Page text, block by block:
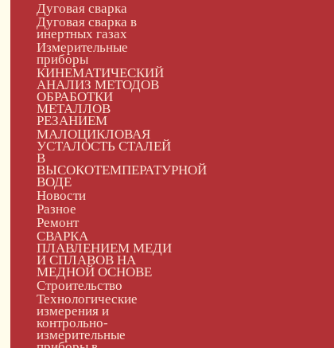
Дуговая сварка
Дуговая сварка в
инертных газах
Измерительные
приборы
КИНЕМАТИЧЕСКИЙ
АНАЛИЗ МЕТОДОВ
ОБРАБОТКИ
МЕТАЛЛОВ
РЕЗАНИЕМ
МАЛОЦИКЛОВАЯ
УСТАЛОСТЬ СТАЛЕЙ
В
ВЫСОКОТЕМПЕРАТУРНОЙ
ВОДЕ
Новости
Разное
Ремонт
СВАРКА
ПЛАВЛЕНИЕМ МЕДИ
И СПЛАВОВ НА
МЕДНОЙ ОСНОВЕ
Строительство
Технологические
измерения и
контрольно-
измерительные